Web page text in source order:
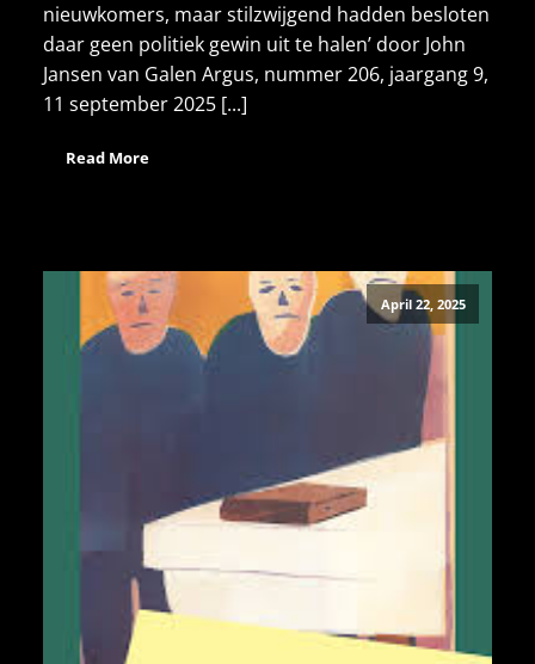
nieuwkomers, maar stilzwijgend hadden besloten
daar geen politiek gewin uit te halen’ door John
Jansen van Galen Argus, nummer 206, jaargang 9,
11 september 2025 [...]
Read More
April 22, 2025